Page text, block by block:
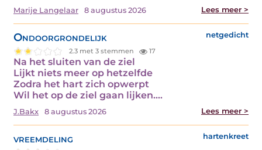
Marije Langelaar 8 augustus 2026 Lees meer >
Ondoorgrondelijk netgedicht
2.3 met 3 stemmen 17
Na het sluiten van de ziel
Lijkt niets meer op hetzelfde
Zodra het hart zich opwerpt
Wil het op de ziel gaan lijken.…
J.Bakx 8 augustus 2026 Lees meer >
vreemdeling hartenkreet